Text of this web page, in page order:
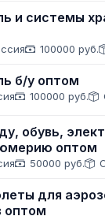
и системы
100000 руб.
б/у оптом
100000 руб.
обувь,
оптом
50000 руб.
для
оптом